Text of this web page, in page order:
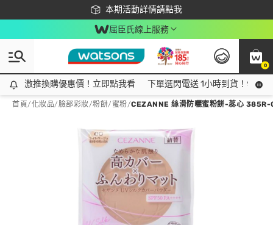
本期活動詳情請點我
下載app最高回饋$350
屈臣氏線上服務
0
激推換購優惠價！立即點我看
激推換購優惠價！立即點我看 下單選閃電送 1小時到貨！領神
首頁/化妝品/臉部彩妝/粉餅/蜜粉/CEZANNE 絲滑防曬蜜粉餅-蕊心